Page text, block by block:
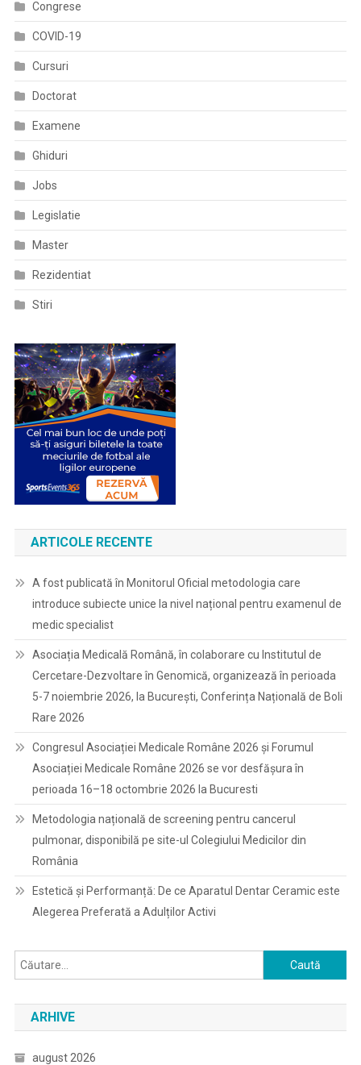
Congrese
COVID-19
Cursuri
Doctorat
Examene
Ghiduri
Jobs
Legislatie
Master
Rezidentiat
Stiri
ARTICOLE RECENTE
A fost publicată în Monitorul Oficial metodologia care
introduce subiecte unice la nivel național pentru examenul de
medic specialist
Asociația Medicală Română, în colaborare cu Institutul de
Cercetare-Dezvoltare în Genomică, organizează în perioada
5-7 noiembrie 2026, la București, Conferința Națională de Boli
Rare 2026
Congresul Asociației Medicale Române 2026 și Forumul
Asociației Medicale Române 2026 se vor desfășura în
perioada 16–18 octombrie 2026 la Bucuresti
Metodologia națională de screening pentru cancerul
pulmonar, disponibilă pe site-ul Colegiului Medicilor din
România
Estetică și Performanță: De ce Aparatul Dentar Ceramic este
Alegerea Preferată a Adulților Activi
Caută
după:
ARHIVE
august 2026